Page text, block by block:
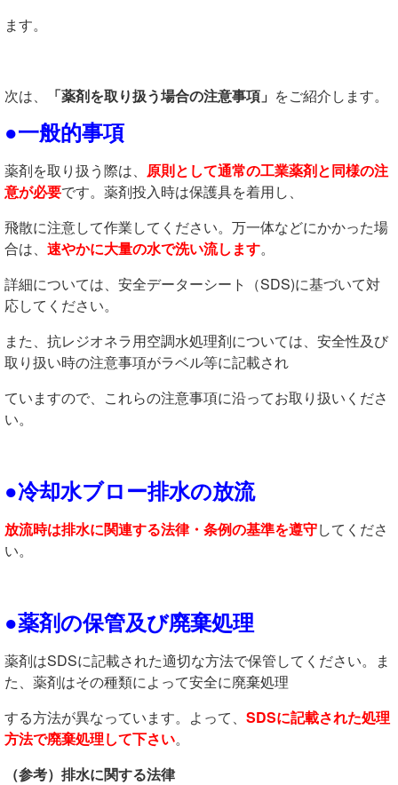
ます。
次は、 「薬剤を取り扱う場合の注意事項」 をご紹介します。
●一般的事項
薬剤を取り扱う際は、 原則として通常の工業薬剤と同様の注
意が必要です。薬剤投入時は保護具を着用し、
飛散に注意して作業してください。万一体などにかかった場
合は、 速やかに大量の水で洗い流します。
詳細については、安全データーシート（SDS)に基づいて対
応してください。
また、抗レジオネラ用空調水処理剤については、安全性及び
取り扱い時の注意事項がラベル等に記載され
ていますので、これらの注意事項に沿ってお取り扱いくださ
い。
●冷却水ブロー排水の放流
放流時は排水に関連する法律・条例の基準を遵守してくださ
い。
●薬剤の保管及び廃棄処理
薬剤はSDSに記載された適切な方法で保管してください。ま
た、薬剤はその種類によって安全に廃棄処理
する方法が異なっています。よって、 SDSに記載された処理
方法で廃棄処理して下さい。
（参考）排水に関する法律